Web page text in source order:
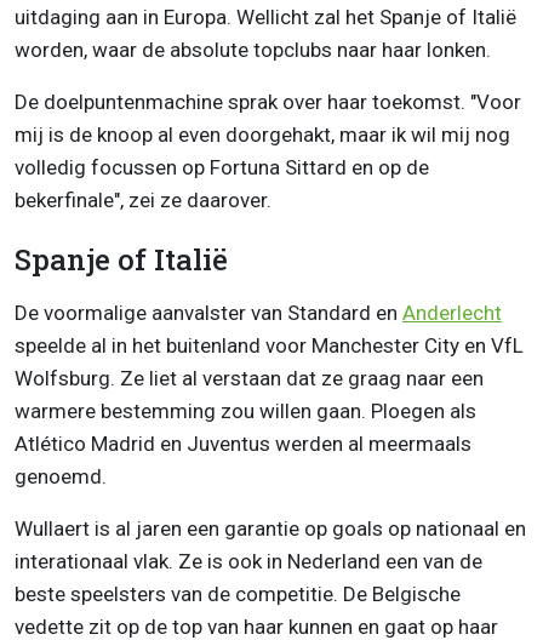
uitdaging aan in Europa. Wellicht zal het Spanje of Italië
worden, waar de absolute topclubs naar haar lonken.
De doelpuntenmachine sprak over haar toekomst. "Voor
mij is de knoop al even doorgehakt, maar ik wil mij nog
volledig focussen op Fortuna Sittard en op de
bekerfinale", zei ze daarover.
Spanje of Italië
De voormalige aanvalster van Standard en Anderlecht
speelde al in het buitenland voor Manchester City en VfL
Wolfsburg. Ze liet al verstaan dat ze graag naar een
warmere bestemming zou willen gaan. Ploegen als
Atlético Madrid en Juventus werden al meermaals
genoemd.
Wullaert is al jaren een garantie op goals op nationaal en
interationaal vlak. Ze is ook in Nederland een van de
beste speelsters van de competitie. De Belgische
vedette zit op de top van haar kunnen en gaat op haar